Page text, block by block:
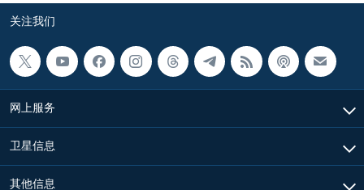
关注我们
网上服务
卫星信息
其他信息